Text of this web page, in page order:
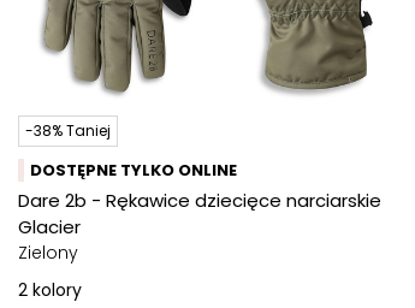
-38% Taniej
DOSTĘPNE TYLKO ONLINE
Dare 2b - Rękawice dziecięce narciarskie
Glacier
Zielony
2 kolory